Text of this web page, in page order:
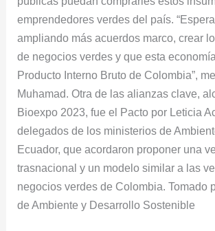
emprendedores verdes del país.
ampliando más acuerdos marco, crear
de negocios verdes y que esta
Producto Interno Bruto de Colombia”,
Muhamad. Otra de las alianzas clave,
Bioexpo 2023, fue el Pacto por Leticia
delegados de los ministerios de
Ecuador, que acordaron proponer una
trasnacional y un modelo similar a las
negocios verdes de Colombia. Tomado
de Ambiente y Desarrollo Sostenible